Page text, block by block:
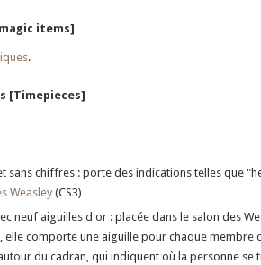
items]
.
[Timepieces]
sans chiffres : porte des indications telles que
Weasley (CS3)
neuf aiguilles d'or : placée dans le salon des
elle comporte une aiguille pour chaque membre
du cadran, qui indiquent où la personne se